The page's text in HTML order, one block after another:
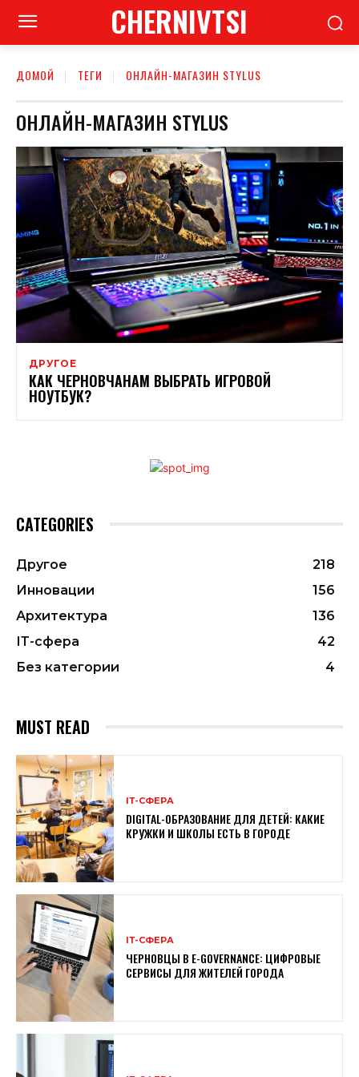
CHERNIVTSI
ДОМОЙ ТЕГИ ОНЛАЙН-МАГАЗИН STYLUS
ОНЛАЙН-МАГАЗИН STYLUS
ДРУГОЕ
КАК ЧЕРНОВЧАНАМ ВЫБРАТЬ ИГРОВОЙ
НОУТБУК?
CATEGORIES
Другое
218
Инновации
156
Архитектура
136
ІТ-сфера
42
Без категории
4
MUST READ
ІТ-СФЕРА
DIGITAL-ОБРАЗОВАНИЕ ДЛЯ ДЕТЕЙ: КАКИЕ
КРУЖКИ И ШКОЛЫ ЕСТЬ В ГОРОДЕ
ІТ-СФЕРА
ЧЕРНОВЦЫ В E-GOVERNANCE: ЦИФРОВЫЕ
СЕРВИСЫ ДЛЯ ЖИТЕЛЕЙ ГОРОДА